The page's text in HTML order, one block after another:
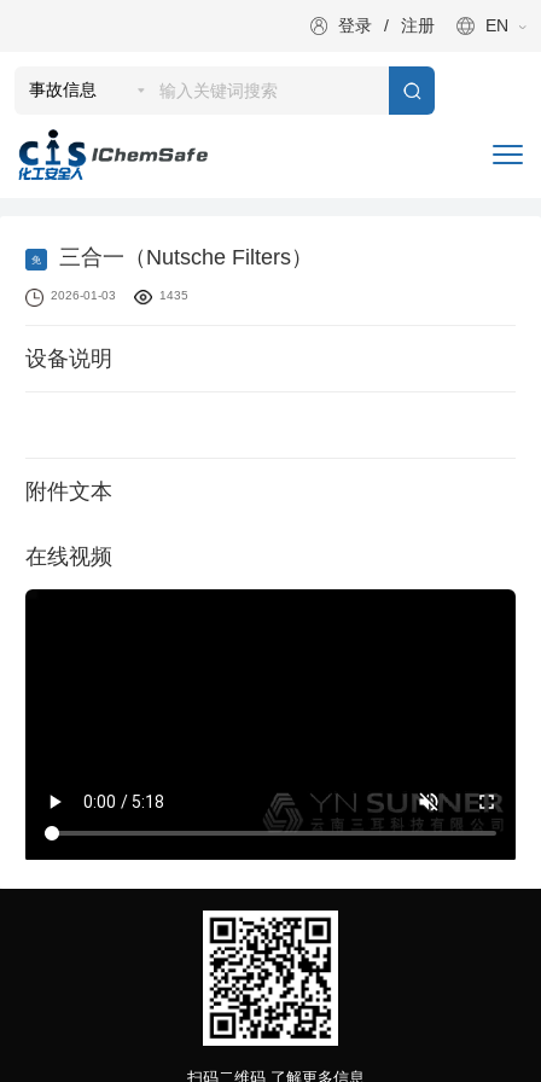
登录 / 注册 EN
免 三合一（Nutsche Filters）
2026-01-03 1435
设备说明
附件文本
在线视频
扫码二维码 了解更多信息